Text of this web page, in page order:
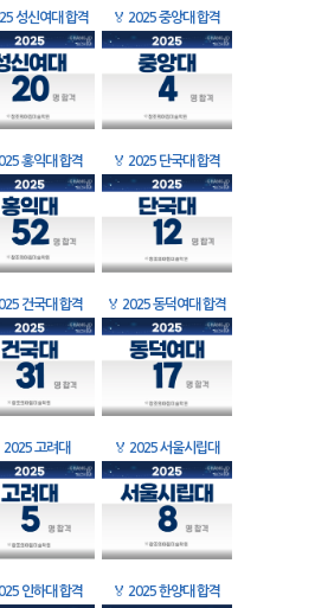
성신여대 합격 🏅 2025 중앙대 합격
홍익대 합격 🏅 2025 단국대 합격
건국대 합격 🏅 2025 동덕여대 합격
2025 고려대 🏅 2025 서울시립대
인하대 합격 🏅 2025 한양대 합격